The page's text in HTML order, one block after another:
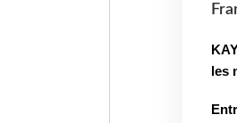
les